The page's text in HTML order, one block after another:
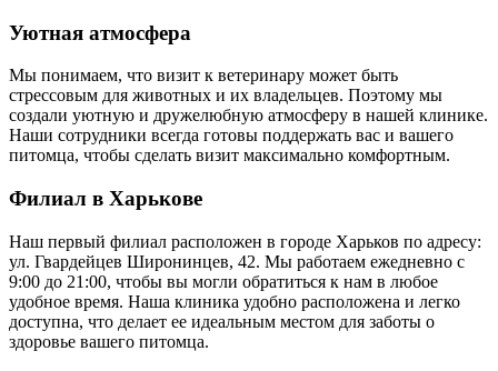
Уютная атмосфера
Мы понимаем, что визит к ветеринару может быть
стрессовым для животных и их владельцев. Поэтому мы
создали уютную и дружелюбную атмосферу в нашей клинике.
Наши сотрудники всегда готовы поддержать вас и вашего
питомца, чтобы сделать визит максимально комфортным.
Филиал в Харькове
Наш первый филиал расположен в городе Харьков по адресу:
ул. Гвардейцев Широнинцев, 42. Мы работаем ежедневно с
9:00 до 21:00, чтобы вы могли обратиться к нам в любое
удобное время. Наша клиника удобно расположена и легко
доступна, что делает ее идеальным местом для заботы о
здоровье вашего питомца.